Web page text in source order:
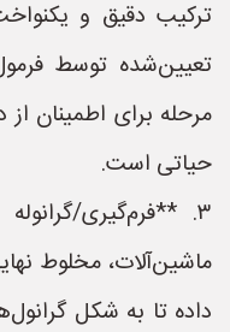
ترکیب دقیق و
تعیین‌شده توسط
مرحله برای اطمینان
حیاتی است.
ماشین‌آلات، مخلوط
داده تا به شکل